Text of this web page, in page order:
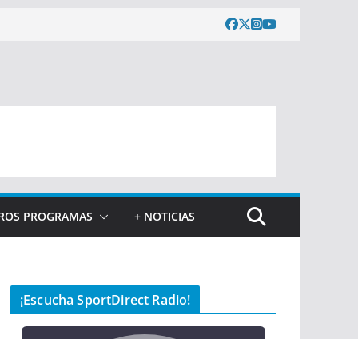
PROGRAMAS + NOTICIAS
¡Escucha SportDirect Radio!